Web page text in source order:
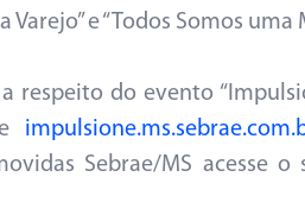
Varejo” e “Todos Somos uma
respeito do evento
Sebrae/MS acesse o